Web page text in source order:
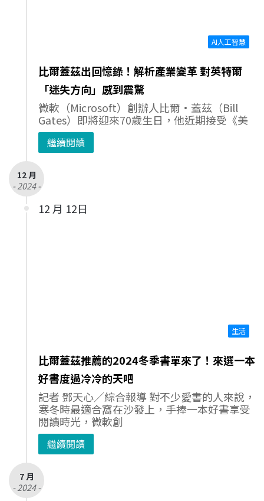
AI人工智慧
比爾蓋茲出回憶錄！解析產業變革 對英特爾
「迷失方向」感到震驚
微軟（Microsoft）創辦人比爾·蓋茲（Bill
Gates）即將迎來70歲生日，他近期接受《美
繼續閱讀
12 月
- 2024 -
12 月 12日
生活
比爾蓋茲推薦的2024冬季書單來了！來選一本
好書度過冷冷的天吧
記者 鄧天心／綜合報導 對不少愛書的人來說，
寒冬時最適合窩在沙發上，手捧一本好書享受
閱讀時光，微軟創
繼續閱讀
7 月
- 2024 -